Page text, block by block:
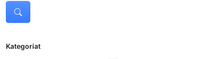
Kategoriat